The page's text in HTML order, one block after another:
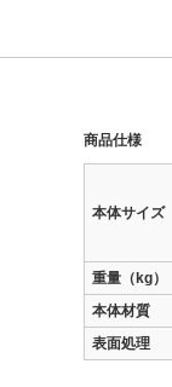
商品仕様
本体サイズ
重量（kg）
本体材質
表面処理